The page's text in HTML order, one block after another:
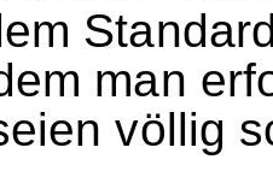
man
völlig